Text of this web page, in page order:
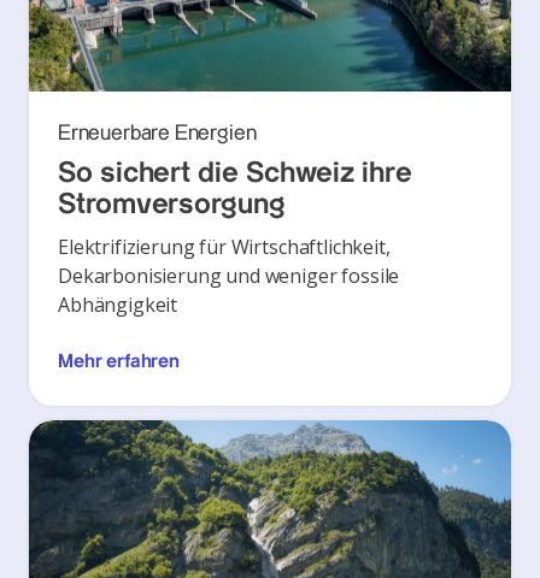
Erneuerbare Energien
So sichert die Schweiz ihre
Stromversorgung
Elektrifizierung für Wirtschaftlichkeit,
Dekarbonisierung und weniger fossile
Abhängigkeit
Mehr erfahren